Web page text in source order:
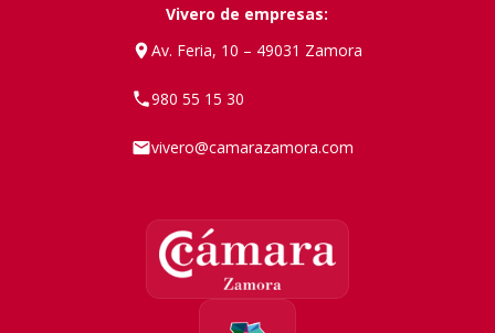
Vivero de empresas:
Av. Feria, 10 – 49031 Zamora
980 55 15 30
vivero@camarazamora.com